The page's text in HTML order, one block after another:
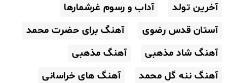
آخرین تولد
آداب و رسوم غرشمارها
آستان قدس رضوی
آهنگ برای حضرت محمد
آهنگ شاد مذهبی
آهنگ مذهبی
آهنگ ننه گل محمد
آهنگ های خراسانی